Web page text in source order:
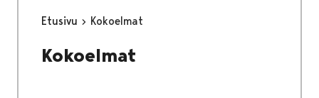
Etusivu Kokoelmat
Kokoelmat